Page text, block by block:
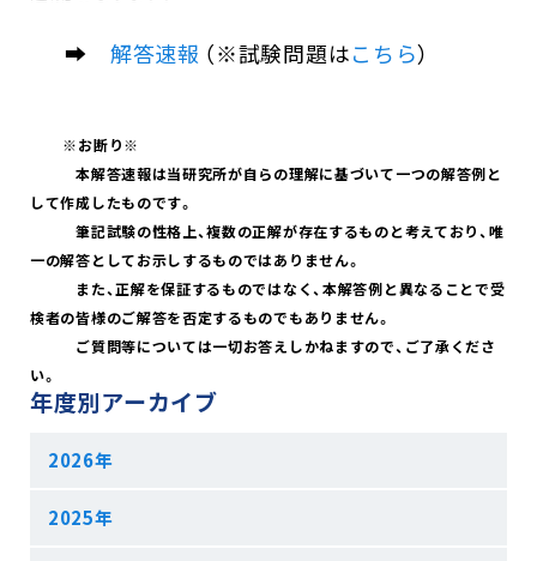
➡ 解答速報 （※試験問題はこちら）
※お断り※
本解答速報は当研究所が自らの理解に基づいて一つの解答例と
して作成したものです。
筆記試験の性格上、複数の正解が存在するものと考えており、唯
一の解答としてお示しするものではありません。
また、正解を保証するものではなく、本解答例と異なることで受
検者の皆様のご解答を否定するものでもありません。
ご質問等については一切お答えしかねますので、ご了承くださ
い。
年度別アーカイブ
2026年
2025年